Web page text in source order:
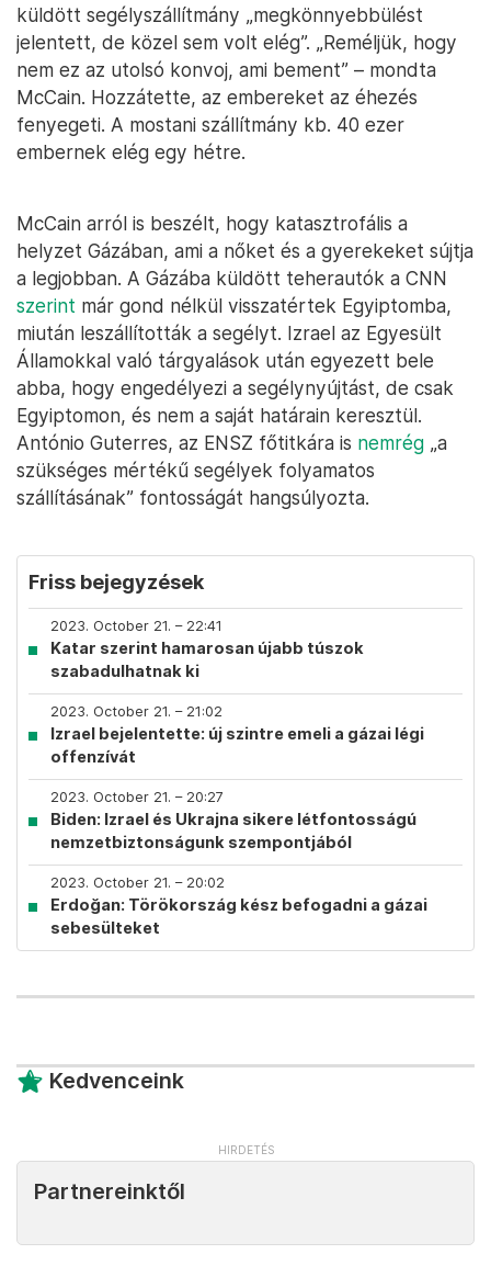
küldött segélyszállítmány „megkönnyebbülést
jelentett, de közel sem volt elég”. „Reméljük, hogy
nem ez az utolsó konvoj, ami bement” – mondta
McCain. Hozzátette, az embereket az éhezés
fenyegeti. A mostani szállítmány kb. 40 ezer
embernek elég egy hétre.
McCain arról is beszélt, hogy katasztrofális a
helyzet Gázában, ami a nőket és a gyerekeket sújtja
a legjobban. A Gázába küldött teherautók a CNN
szerint már gond nélkül visszatértek Egyiptomba,
miután leszállították a segélyt. Izrael az Egyesült
Államokkal való tárgyalások után egyezett bele
abba, hogy engedélyezi a segélynyújtást, de csak
Egyiptomon, és nem a saját határain keresztül.
António Guterres, az ENSZ főtitkára is nemrég „a
szükséges mértékű segélyek folyamatos
szállításának” fontosságát hangsúlyozta.
Friss bejegyzések
2023. October 21. – 22:41
Katar szerint hamarosan újabb túszok
szabadulhatnak ki
2023. October 21. – 21:02
Izrael bejelentette: új szintre emeli a gázai légi
offenzívát
2023. October 21. – 20:27
Biden: Izrael és Ukrajna sikere létfontosságú
nemzetbiztonságunk szempontjából
2023. October 21. – 20:02
Erdoğan: Törökország kész befogadni a gázai
sebesülteket
Kedvenceink
Partnereinktől